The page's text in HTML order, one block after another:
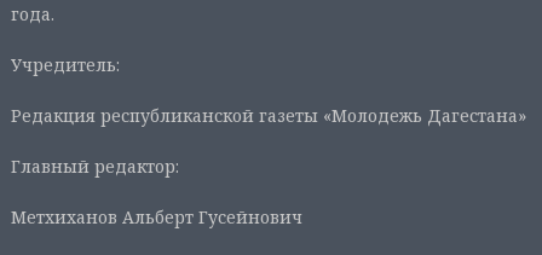
года.
Учредитель:
Редакция республиканской газеты «Молодежь Дагестана»
Главный редактор:
Метхиханов Альберт Гусейнович